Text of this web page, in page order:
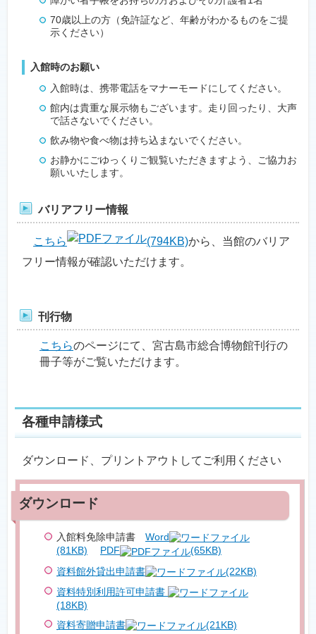
70歳以上の方（免許証など、年齢がわかるものをご提
示ください）
入館時のお願い
入館時は、携帯電話をマナーモードにしてください。
館内は貴重な展示物もございます。走り回ったり、大声
で話さないでください。
飲み物や食べ物は持ち込まないでください。
お静かにごゆっくりご観覧いただきますよう、ご協力お
願いいたします。
バリアフリー情報
こちら (794KB)から、当館のバリア
フリー情報が確認いただけます。
刊行物
こちらのページにて、宮古島市総合博物館刊行の
冊子等がご覧いただけます。
各種申請様式
ダウンロード、プリントアウトしてご利用ください
入館料免除申請書 Word
(81KB)
PDF
(65KB)
資料館外貸出申請書
(22KB)
資料特別利用許可申請書
(18KB)
資料寄贈申請書
(21KB)